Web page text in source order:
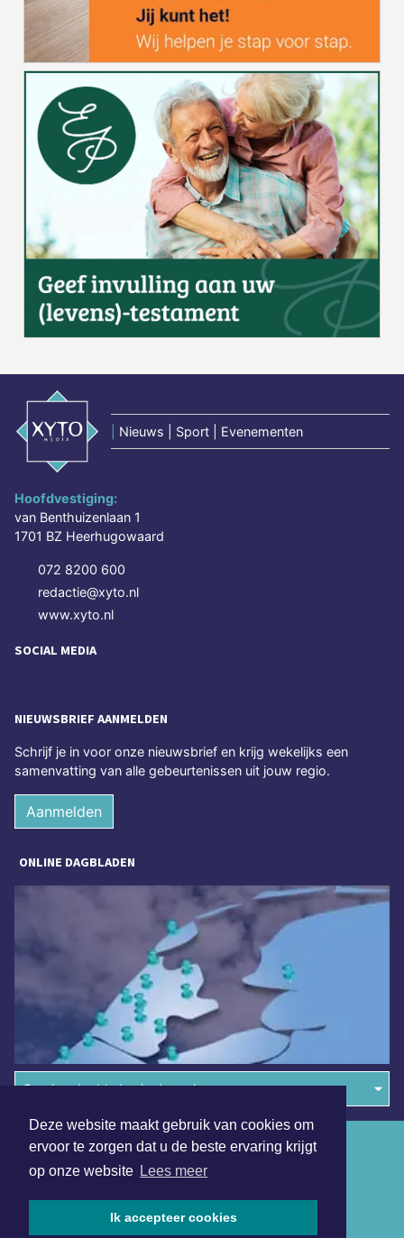
Deze website maakt gebruik van cookies om
ervoor te zorgen dat u de beste ervaring krijgt
op onze website Lees meer
Ik accepteer cookies
Nieuws | Sport | Evenementen
Hoofdvestiging:
van Benthuizenlaan 1
1701 BZ Heerhugowaard
072 8200 600
redactie@xyto.nl
www.xyto.nl
SOCIAL MEDIA
NIEUWSBRIEF AANMELDEN
Schrijf je in voor onze nieuwsbrief en krijg wekelijks een
samenvatting van alle gebeurtenissen uit jouw regio.
Aanmelden
ONLINE DAGBLADEN
Overige dagbladen in de regio
Algemene voorwaarden
Disclaimer